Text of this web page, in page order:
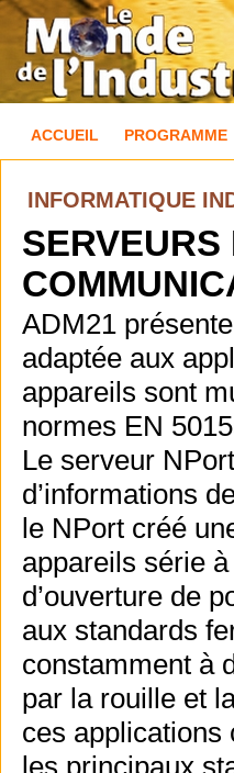
ACCUEIL PROGRAMME
INFORMATIQUE
ADM21
adaptée aux
appareils sont
normes EN
Le serveur
d’informations
le NPort créé
appareils série
d’ouverture de
aux standards
constamment à
par la rouille et
ces applications
les principaux